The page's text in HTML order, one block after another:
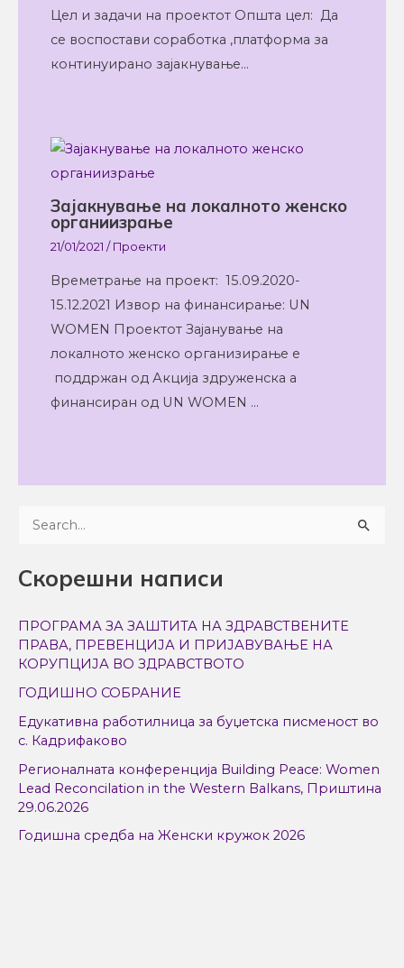
Цел и задачи на проектот Општа цел: Да
се воспостави соработка ,платформа за
континуирано зајакнување…
Зајакнување на локалното женско
органиизрање
21/01/2021/ Проекти
Времетрање на проект: 15.09.2020-
15.12.2021 Извор на финансирање: UN
WOMEN Проектот Зајанување на
локалното женско организирање е
поддржан од Акција здруженска а
финансиран од UN WOMEN …
a
c
h
f
r
:
Скорешни написи
ПРОГРАМА ЗА ЗАШТИТА НА ЗДРАВСТВЕНИТЕ
ПРАВА, ПРЕВЕНЦИЈА И ПРИЈАВУВАЊЕ НА
КОРУПЦИЈА ВО ЗДРАВСТВОТО
ГОДИШНО СОБРАНИЕ
Едукативна работилница за буџетска писменост во
с. Кадрифаково
Регионалната конференција Building Peace: Women
Lead Reconcilation in the Western Balkans, Приштина
29.06.2026
Годишна средба на Женски кружок 2026